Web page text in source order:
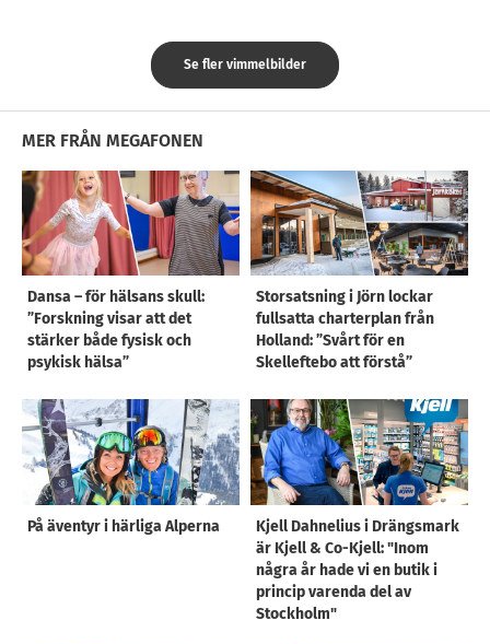
Se fler vimmelbilder
MER FRÅN MEGAFONEN
Dansa – för hälsans skull:
”Forskning visar att det
stärker både fysisk och
psykisk hälsa”
Storsatsning i Jörn lockar
fullsatta charterplan från
Holland: ”Svårt för en
Skelleftebo att förstå”
På äventyr i härliga Alperna
Kjell Dahnelius i Drängsmark
är Kjell & Co-Kjell: "Inom
några år hade vi en butik i
princip varenda del av
Stockholm"